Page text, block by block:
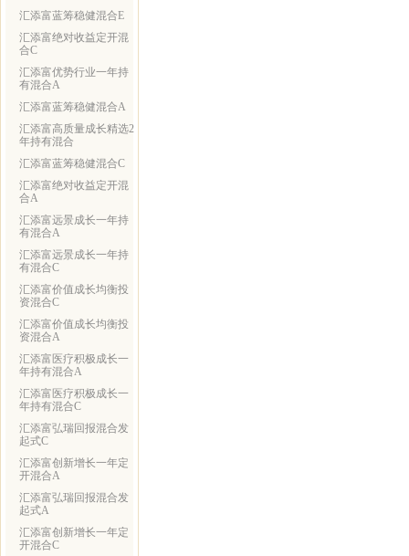
汇添富蓝筹稳健混合E
汇添富绝对收益定开混
合C
汇添富优势行业一年持
有混合A
汇添富蓝筹稳健混合A
汇添富高质量成长精选2
年持有混合
汇添富蓝筹稳健混合C
汇添富绝对收益定开混
合A
汇添富远景成长一年持
有混合A
汇添富远景成长一年持
有混合C
汇添富价值成长均衡投
资混合C
汇添富价值成长均衡投
资混合A
汇添富医疗积极成长一
年持有混合A
汇添富医疗积极成长一
年持有混合C
汇添富弘瑞回报混合发
起式C
汇添富创新增长一年定
开混合A
汇添富弘瑞回报混合发
起式A
汇添富创新增长一年定
开混合C